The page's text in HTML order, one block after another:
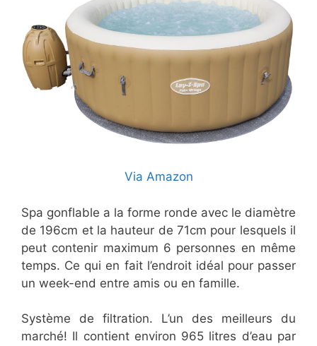
Via Amazon
Spa gonflable a la forme ronde avec le diamètre
de 196cm et la hauteur de 71cm pour lesquels il
peut contenir maximum 6 personnes en même
temps. Ce qui en fait l’endroit idéal pour passer
un week-end entre amis ou en famille.
Système de filtration. L’un des meilleurs du
marché! Il contient environ 965 litres d’eau par